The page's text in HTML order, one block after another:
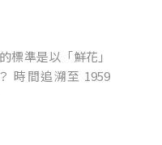
標準是以「鮮花」
時間追溯至 1959